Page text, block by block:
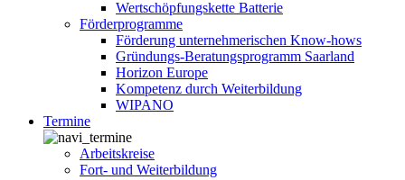
Wertschöpfungskette Batterie
Förderprogramme
Förderung unternehmerischen Know-hows
Gründungs-Beratungsprogramm Saarland
Horizon Europe
Kompetenz durch Weiterbildung
WIPANO
Termine
Arbeitskreise
Fort- und Weiterbildung